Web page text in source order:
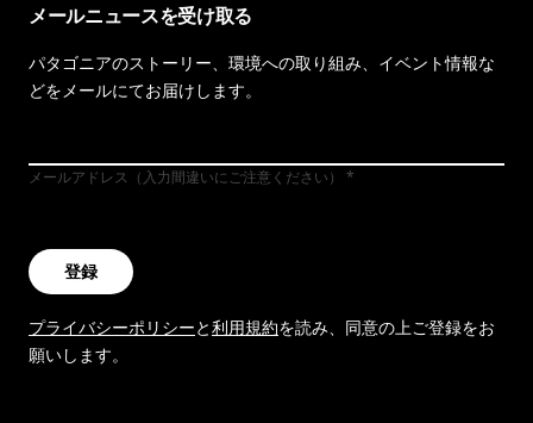
メールニュースを受け取る
パタゴニアのストーリー、環境への取り組み、イベント情報な
どをメールにてお届けします。
メールアドレス（入力間違いにご注意ください）
登録
プライバシーポリシーと利用規約を読み、同意の上ご登録をお
願いします。